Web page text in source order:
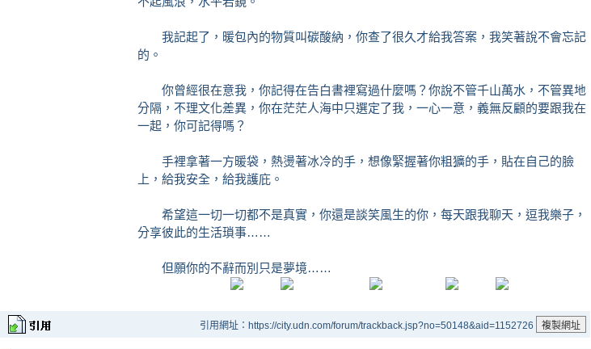
我記起了，暖包內的物質叫碳酸納，你查了很久才給我答案，我笑著說不會忘記
的。
你曾經很在意我，你記得在告白書裡寫過什麼嗎？你說不管千山萬水，不管異地
分隔，不理文化差異，你在茫茫人海中只選定了我，一心一意，義無反顧的要跟我在
一起，你可記得嗎？
手裡拿著一方暖袋，熱燙著冰冷的手，想像緊握著你粗獷的手，貼在自己的臉
上，給我安全，給我護庇。
希望這一切一切都不是真實，你還是談笑風生的你，每天跟我聊天，逗我樂子，
分享彼此的生活瑣事……
但願你的不辭而別只是夢境……
引用網址：https://city.udn.com/forum/trackback.jsp?no=50148&aid=1152726